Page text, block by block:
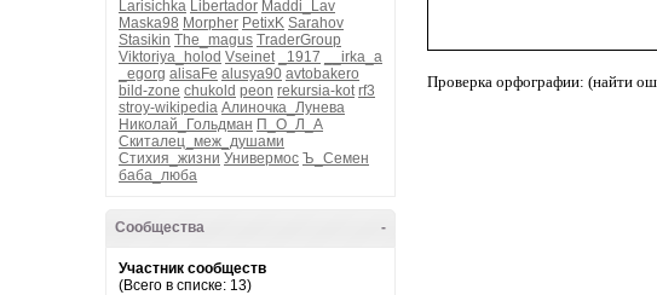
Larisichka Libertador Maddi_Lav
Maska98 Morpher PetixK Sarahov
Stasikin The_magus TraderGroup
Viktoriya_holod Vseinet _1917
__irka_a
_egorg alisaFe alusya90 avtobakero
bild-zone chukold peon rekursia-kot rf3
stroy-wikipedia Алиночка_Лунева
Николай_Гольдман П_О_Л_А
Скиталец_меж_душами
Стихия_жизни Универмос Ъ_Семен
баба_люба
-
Сообщества
Участник сообществ
(Всего в списке: 13)
Проверка орфографии: (найти